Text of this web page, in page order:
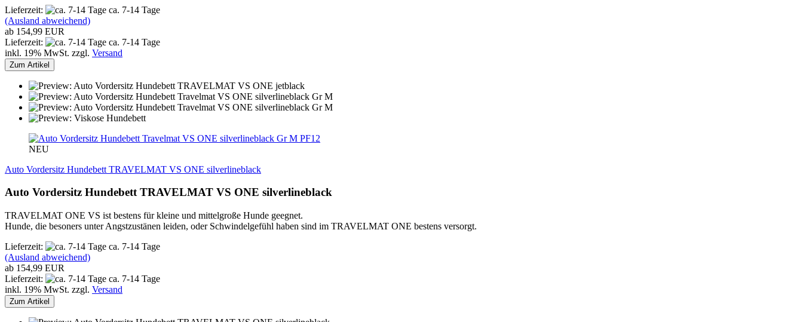
Lieferzeit:
ca. 7-14 Tage
(Ausland abweichend)
ab 154,99 EUR
Lieferzeit:
ca. 7-14 Tage
inkl. 19% MwSt. zzgl. Versand
Zum Artikel
PF12
NEU
Auto Vordersitz Hundebett TRAVELMAT VS ONE silverlineblack
Auto Vordersitz Hundebett TRAVELMAT VS ONE silverlineblack
TRAVELMAT ONE VS ist bestens für kleine und mittelgroße Hunde geegnet.
Hunde, die besoners unter Angstzustänen leiden, oder Schwindelgefühl haben sind im TRAVELMAT ONE bestens versorgt.
Lieferzeit:
ca. 7-14 Tage
(Ausland abweichend)
ab 154,99 EUR
Lieferzeit:
ca. 7-14 Tage
inkl. 19% MwSt. zzgl. Versand
Zum Artikel